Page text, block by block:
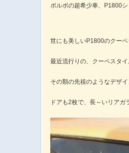
ボルボの超希少車、P1800
世にも美しいP1800のクー
最近流行りの、クーペスタ
その類の先祖のようなデザ
ドアも2枚で、長～いリアガ